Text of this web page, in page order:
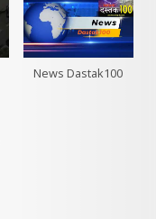
News Dastak100